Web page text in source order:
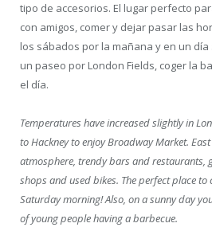
tipo de accesorios. El lugar perfecto
con amigos, comer y dejar pasar las
los sábados por la mañana y en un
un paseo por London Fields, coger la
el día.
Temperatures have increased slightly in
to Hackney to enjoy Broadway Market.
atmosphere, trendy bars and restaurants,
shops and used bikes. The perfect place
Saturday morning! Also, on a sunny day
of young people having a barbecue.